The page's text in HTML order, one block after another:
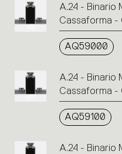
A.24 - Binario
Cassaforma -
AQ59000
A.24 - Binario
Cassaforma -
AQ59100
A.24 - Binario